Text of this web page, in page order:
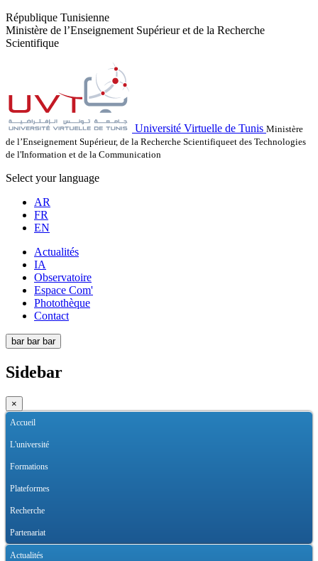
République Tunisienne
Ministère de l’Enseignement Supérieur et de la Recherche
Scientifique
Université Virtuelle de Tunis Ministère
de l’Enseignement Supérieur, de la Recherche Scientifiqueet des Technologies
de l'Information et de la Communication
Select your language
AR
FR
EN
Actualités
IA
Observatoire
Espace Com'
Photothèque
Contact
bar bar bar
Sidebar
×
Accueil
L'université
Formations
Plateformes
Recherche
Partenariat
Actualités